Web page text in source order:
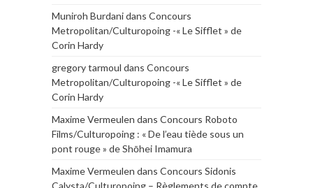
Muniroh Burdanidans Concours
Metropolitan/Culturopoing -« Le Sifflet » de
Corin Hardy
gregory tarmoul dans Concours
Metropolitan/Culturopoing -« Le Sifflet » de
Corin Hardy
Maxime Vermeulen dans Concours Roboto
Films/Culturopoing : « De l’eau tiède sous un
pont rouge » de Shōhei Imamura
Maxime Vermeulen dans Concours Sidonis
Calysta/Culturopoing – Règlements de compte